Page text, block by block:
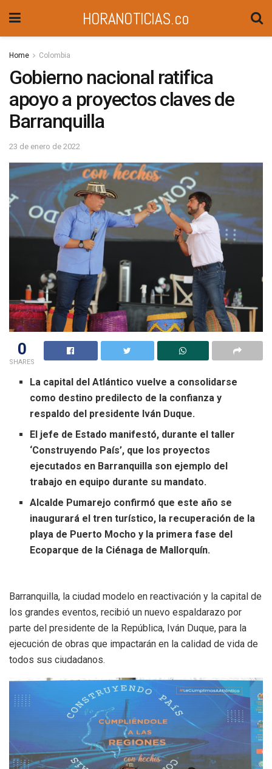
HORANOTICIAS.co
Home Colombia
Gobierno nacional ratifica
apoyo a proyectos claves de
Barranquilla
23 de enero de 2022
0
SHARES
La capital del Atlántico vuelve a consolidarse
como destino predilecto de la confianza y
respaldo del presidente Iván Duque.
El jefe de Estado manifestó, durante el taller
‘Construyendo País’, que los proyectos
ejecutados en Barranquilla son ejemplo del
trabajo en equipo durante su mandato.
Alcalde Pumarejo confirmó que este año se
inaugurará el tren turístico, la recuperación de la
playa de Puerto Mocho y la primera fase del
Ecoparque de la Ciénaga de Mallorquín.
Barranquilla, la ciudad modelo en reactivación y la capital de
los grandes eventos, recibió un nuevo espaldarazo por
parte del presidente de la República, Iván Duque, para la
ejecución de obras que impactarán en la calidad de vida de
todos sus ciudadanos.